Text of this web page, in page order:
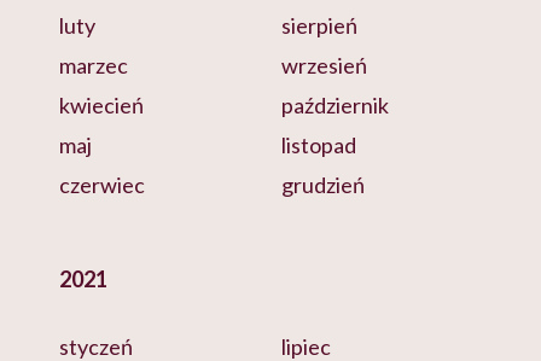
luty
marzec
kwiecień
maj
czerwiec
sierpień
wrzesień
październik
listopad
grudzień
2021
styczeń
lipiec